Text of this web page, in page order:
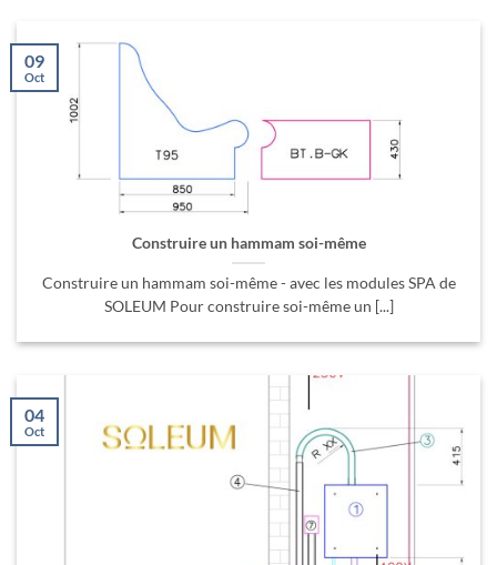
Construire un hammam soi-même
Construire un hammam soi-même - avec les modules SPA de
SOLEUM Pour construire soi-même un [...]
09
Oct
04
Oct